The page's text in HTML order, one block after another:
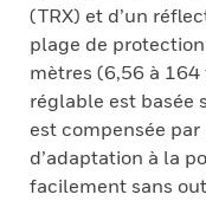
(TRX) et d’un
plage de
mètres (6,56 à
réglable est basée
est compensée
d’adaptation à la
facilement sans